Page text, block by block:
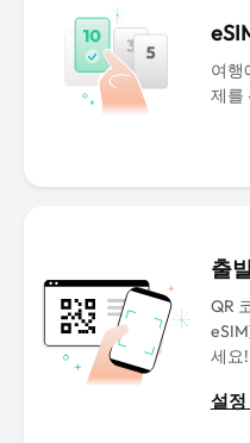
여행
제를
출
QR
세요!
설정